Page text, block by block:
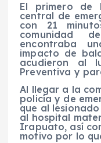
El primero de
central de
con 21
comunidad
encontraba
impacto de
acudieron al
Preventiva y
Al llegar a la
policía y de
que al
al hospital
Irapuato, así
motivo por lo